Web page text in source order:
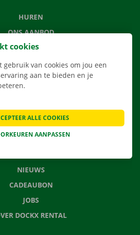
HUREN
ONS AANBOD
ONZE DIENSTEN
LOCATIES
APP
CONTACTEER ONS
NIEUWS
CADEAUBON
JOBS
DOCKX RENTAL
cookies
gebruik van cookies om jou een
aan te bieden en je
AANPASSEN
ALLE COOKIES